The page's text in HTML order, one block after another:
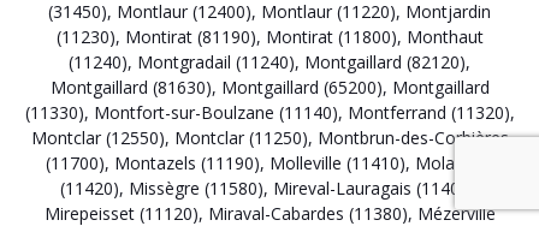
(31450), Montlaur (12400), Montlaur (11220), Montjardin
(11230), Montirat (81190), Montirat (11800), Monthaut
(11240), Montgradail (11240), Montgaillard (82120),
Montgaillard (81630), Montgaillard (65200), Montgaillard
(11330), Montfort-sur-Boulzane (11140), Montferrand (11320),
Montclar (12550), Montclar (11250), Montbrun-des-Corbières
(11700), Montazels (11190), Molleville (11410), Molandier
(11420), Missègre (11580), Mireval-Lauragais (11400)
Mirepeisset (11120), Miraval-Cabardes (11380), Mézerville